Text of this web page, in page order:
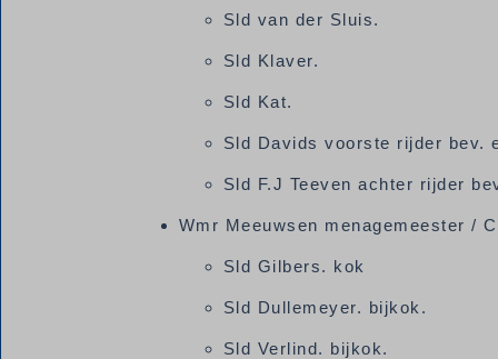
Sld van der Sluis.
Sld Klaver.
Sld Kat.
Sld Davids voorste rijder bev.
Sld F.J Teeven achter rijder
Wmr Meeuwsen menagemeester /
Sld Gilbers. kok
Sld Dullemeyer. bijkok.
Sld Verlind. bijkok.